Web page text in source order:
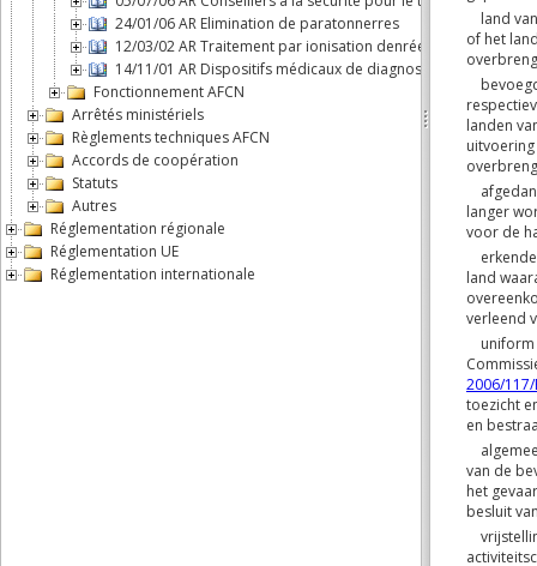
24/01/06 AR Elimination de paratonnerres
12/03/02 AR Traitement par ionisation denrées alimentaires
14/11/01 AR Dispositifs médicaux de diagnostic
Fonctionnement AFCN
Arrêtés ministériels
Règlements techniques AFCN
Accords de coopération
Statuts
Autres
Réglementation régionale
Réglementation UE
Réglementation internationale